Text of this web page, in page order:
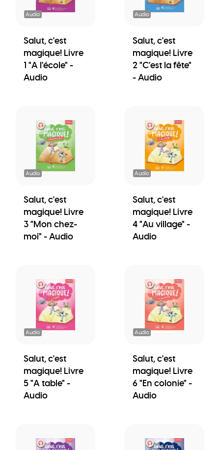
Audio
Salut, c'est
magique! Livre
1 "A l'école" -
Audio
Audio
Salut, c'est
magique! Livre
2 "C'est la fête"
- Audio
Audio
Salut, c'est
magique! Livre
3 "Mon chez-
moi" - Audio
Audio
Salut, c'est
magique! Livre
4 "Au village" -
Audio
Audio
Salut, c'est
magique! Livre
5 "A table" -
Audio
Audio
Salut, c'est
magique! Livre
6 "En colonie" -
Audio